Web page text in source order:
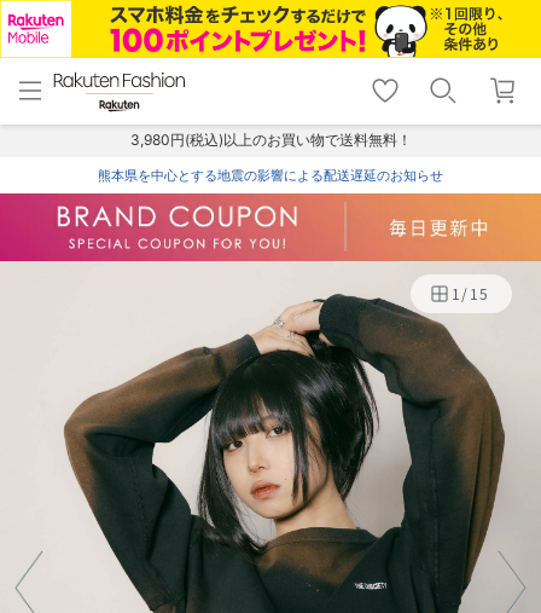
menu home
トップ
shopping_cart lock_outline
ログイン
3,980円(税込)以上のお買い物で送料無料！
熊本県を中心とする地震の影響による配送遅延のお知らせ
1/15